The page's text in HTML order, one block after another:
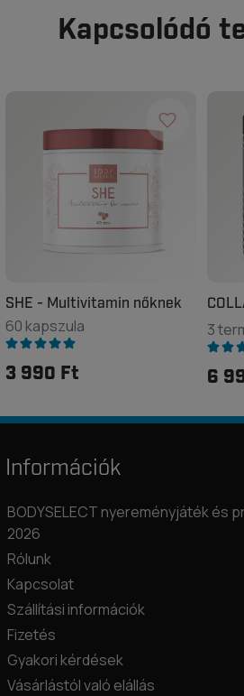
Kapcsolódó
SHE - Multivitamin nőknek
60 kapszula
3 990 Ft
3
6
Információk
BODYSELECT nyereményjáték és
2026
Rólunk
Kapcsolat
Szállítási információk
Fizetés
Gyakori kérdések
Vásárlástól való elállás